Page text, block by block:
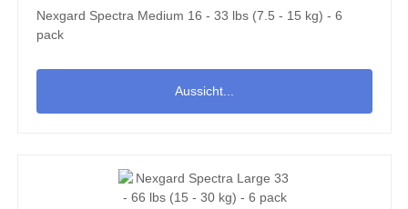
Nexgard Spectra Medium 16 - 33 lbs (7.5 - 15 kg) - 6
pack
Aussicht...